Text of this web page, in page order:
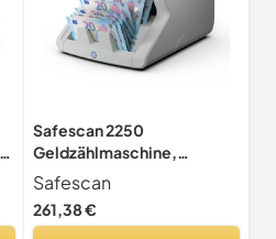
Safescan 2250
Geldzählmaschine,
Banknotenzähler
Safescan
261,38 €